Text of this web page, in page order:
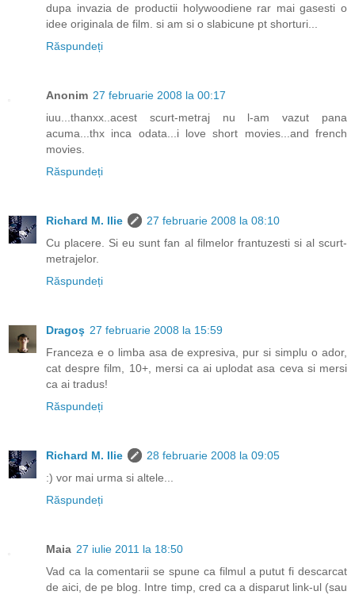
dupa invazia de productii holywoodiene rar mai gasesti o
idee originala de film. si am si o slabicune pt shorturi...
Răspundeți
Anonim 27 februarie 2008 la 00:17
iuu...thanxx..acest scurt-metraj nu l-am vazut pana
acuma...thx inca odata...i love short movies...and french
movies.
Răspundeți
Richard M. Ilie
27 februarie 2008 la 08:10
Cu placere. Si eu sunt fan al filmelor frantuzesti si al scurt-
metrajelor.
Răspundeți
Dragoş 27 februarie 2008 la 15:59
Franceza e o limba asa de expresiva, pur si simplu o ador,
cat despre film, 10+, mersi ca ai uplodat asa ceva si mersi
ca ai tradus!
Răspundeți
Richard M. Ilie
28 februarie 2008 la 09:05
:) vor mai urma si altele...
Răspundeți
Maia 27 iulie 2011 la 18:50
Vad ca la comentarii se spune ca filmul a putut fi descarcat
de aici, de pe blog. Intre timp, cred ca a disparut link-ul (sau